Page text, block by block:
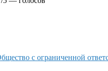
с ограниченной